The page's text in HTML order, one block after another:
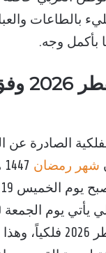
بالطاعات
بأكمل وجه.
موعد
الصادرة عن
شهر رمضان
كأول أيام عيد الفطر